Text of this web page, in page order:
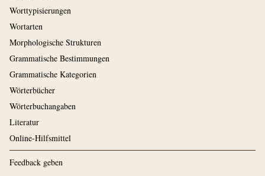
Worttypisierungen
Wortarten
Morphologische Strukturen
Grammatische Bestimmungen
Grammatische Kategorien
Wörterbücher
Wörterbuchangaben
Literatur
Online-Hilfsmittel
Feedback geben